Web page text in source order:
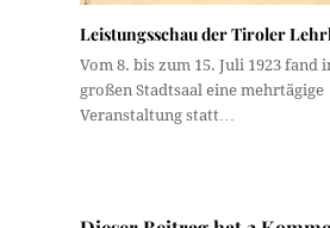
Leistungsschau der Tiroler
Vom 8. bis zum 15. Juli 1923 fand
großen Stadtsaal eine mehrtägige
Veranstaltung statt…